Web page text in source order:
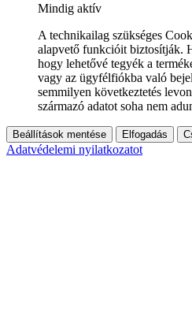
Mindig aktív
A technikailag szükséges
alapvető funkcióit biztosítják.
hogy lehetővé tegyék a
vagy az ügyfélfiókba való
semmilyen következtetés
származó adatot soha nem
Beállítások mentése Elfogadás
Adatvédelemi nyilatkozatot